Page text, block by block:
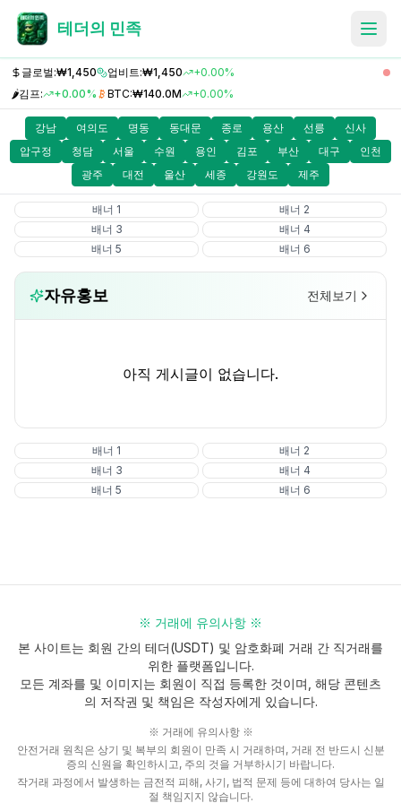
테더의 민족
글로벌:₩1,450 업비트:₩1,450
+0.00%
🌶️김프: +0.00% BTC:₩140.0M +0.00%
강남 여의도 명동 동대문 종로 용산 선릉
신사
압구정
청담 서울 수원 용인 김포 부산 대구
인천
광주
대전 울산 세종 강원도 제주
배너 1 배너 2
배너 3 배너 4
배너 5 배너 6
자유홍보 전체보기
아직 게시글이 없습니다.
배너 1 배너 2
배너 3 배너 4
배너 5 배너 6
※ 거래에 유의사항 ※
본 사이트는 회원 간의 테더(USDT) 및 암호화폐 거래 간 직거래를
위한 플랫폼입니다.
모든 계좌를 및 이미지는 회원이 직접 등록한 것이며, 해당 콘텐츠
의 저작권 및 책임은 작성자에게 있습니다.
※ 거래에 유의사항 ※
안전거래 원칙은 상기 및 복부의 회원이 만족 시 거래하며, 거래 전 반드시 신분
증의 신원을 확인하시고, 주의 것을 거부하시기 바랍니다.
작거래 과정에서 발생하는 금전적 피해, 사기, 법적 문제 등에 대하여 당사는 일
절 책임지지 않습니다.